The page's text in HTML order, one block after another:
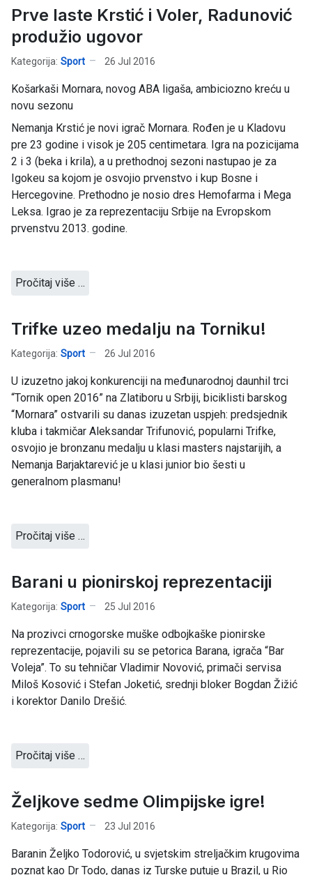
Prve laste Krstić i Voler, Radunović
produžio ugovor
Kategorija: Sport 26 Jul 2016
Košarkaši Mornara, novog ABA ligaša, ambiciozno kreću u
novu sezonu
Nemanja Krstić je novi igrač Mornara. Rođen je u Kladovu
pre 23 godine i visok je 205 centimetara. Igra na pozicijama
2 i 3 (beka i krila), a u prethodnoj sezoni nastupao je za
Igokeu sa kojom je osvojio prvenstvo i kup Bosne i
Hercegovine. Prethodno je nosio dres Hemofarma i Mega
Leksa. Igrao je za reprezentaciju Srbije na Evropskom
prvenstvu 2013. godine.
Pročitaj više …
Trifke uzeo medalju na Torniku!
Kategorija: Sport 26 Jul 2016
U izuzetno jakoj konkurenciji na međunarodnoj daunhil trci
“Tornik open 2016” na Zlatiboru u Srbiji, biciklisti barskog
“Mornara” ostvarili su danas izuzetan uspjeh: predsjednik
kluba i takmičar Aleksandar Trifunović, popularni Trifke,
osvojio je bronzanu medalju u klasi masters najstarijih, a
Nemanja Barjaktarević je u klasi junior bio šesti u
generalnom plasmanu!
Pročitaj više …
Barani u pionirskoj reprezentaciji
Kategorija: Sport 25 Jul 2016
Na prozivci crnogorske muške odbojkaške pionirske
reprezentacije, pojavili su se petorica Barana, igrača “Bar
Voleja”. To su tehničar Vladimir Novović, primači servisa
Miloš Kosović i Stefan Joketić, srednji bloker Bogdan Žižić
i korektor Danilo Drešić.
Pročitaj više …
Željkove sedme Olimpijske igre!
Kategorija: Sport 23 Jul 2016
Baranin Željko Todorović, u svjetskim streljačkim krugovima
poznat kao Dr Todo, danas iz Turske putuje u Brazil, u Rio